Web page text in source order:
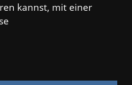
kannst, mit einer